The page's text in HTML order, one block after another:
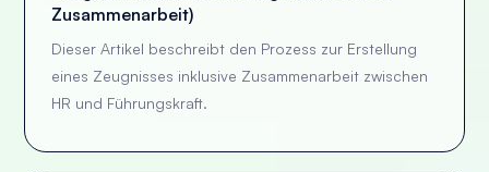
Zusammenarbeit)
Dieser Artikel beschreibt den Prozess zur Erstellung
eines Zeugnisses inklusive Zusammenarbeit zwischen
HR und Führungskraft.